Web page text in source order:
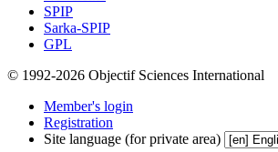
SPIP
Sarka-SPIP
GPL
© 1992-2026 Objectif Sciences International
Member's login
Registration
Site language (for private area)